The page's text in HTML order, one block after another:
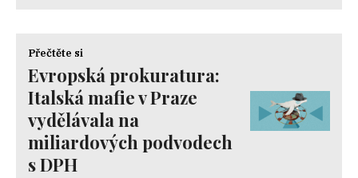
Přečtěte si
Evropská prokuratura:
Italská mafie v Praze
vydělávala na
miliardových podvodech
s DPH